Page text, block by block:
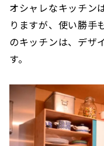
オシャレなキッチン
りますが、使い勝手
のキッチンは、デザ
す。